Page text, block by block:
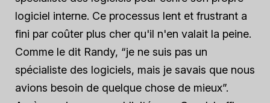
logiciel interne. Ce processus lent et frustrant a
fini par coûter plus cher qu'il n'en valait la peine.
Comme le dit Randy, “je ne suis pas un
spécialiste des logiciels, mais je savais que nous
avions besoin de quelque chose de mieux”.